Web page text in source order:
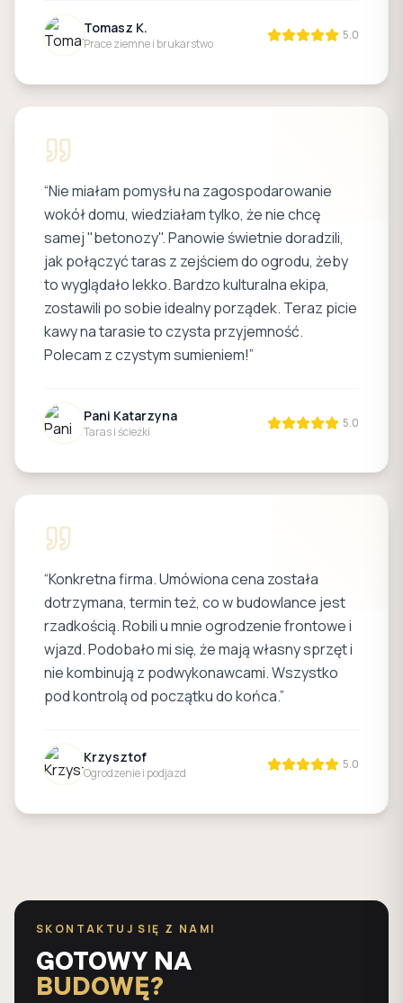
Tomasz K.
Prace ziemne i brukarstwo
5.0
“Nie miałam pomysłu na zagospodarowanie
wokół domu, wiedziałam tylko, że nie chcę
samej "betonozy". Panowie świetnie doradzili,
jak połączyć taras z zejściem do ogrodu, żeby
to wyglądało lekko. Bardzo kulturalna ekipa,
zostawili po sobie idealny porządek. Teraz picie
kawy na tarasie to czysta przyjemność.
Polecam z czystym sumieniem!”
Pani Katarzyna
Taras i ścieżki
5.0
“Konkretna firma. Umówiona cena została
dotrzymana, termin też, co w budowlance jest
rzadkością. Robili u mnie ogrodzenie frontowe i
wjazd. Podobało mi się, że mają własny sprzęt i
nie kombinują z podwykonawcami. Wszystko
pod kontrolą od początku do końca.”
Krzysztof
Ogrodzenie i podjazd
5.0
SKONTAKTUJ SIĘ Z NAMI
GOTOWY NA
BUDOWĘ?